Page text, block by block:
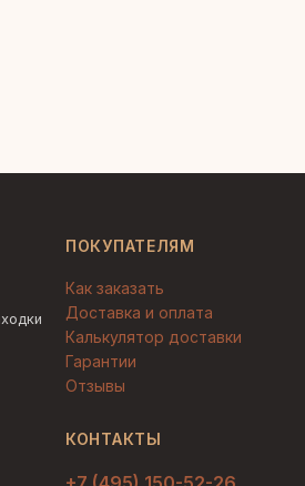
ПОКУПАТЕЛЯМ
Как заказать
Доставка и оплата
Калькулятор доставки
Гарантии
Отзывы
КОНТАКТЫ